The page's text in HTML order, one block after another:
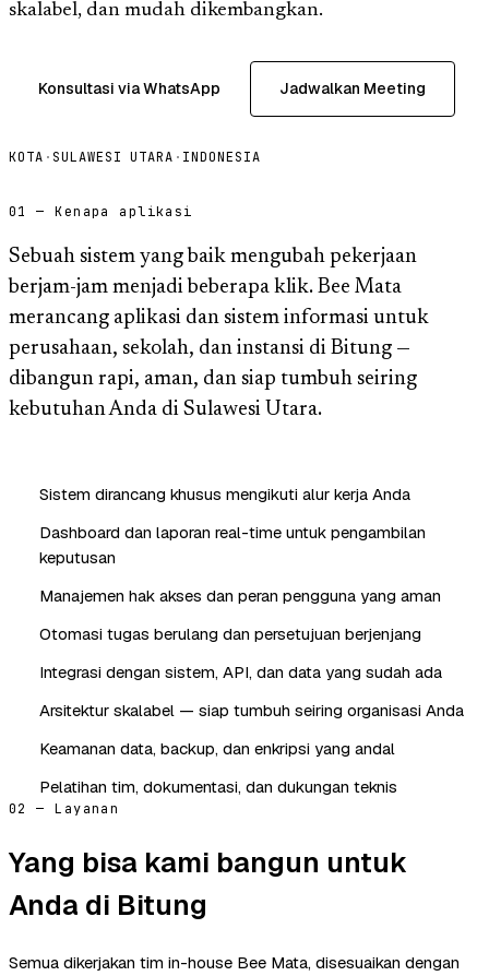
skalabel, dan mudah dikembangkan.
Konsultasi via WhatsApp Jadwalkan Meeting
KOTA · SULAWESI UTARA · INDONESIA
01 — Kenapa aplikasi
Sebuah sistem yang baik mengubah pekerjaan
berjam-jam menjadi beberapa klik. Bee Mata
merancang aplikasi dan sistem informasi untuk
perusahaan, sekolah, dan instansi di Bitung —
dibangun rapi, aman, dan siap tumbuh seiring
kebutuhan Anda di Sulawesi Utara.
Sistem dirancang khusus mengikuti alur kerja Anda
Dashboard dan laporan real-time untuk pengambilan
keputusan
Manajemen hak akses dan peran pengguna yang aman
Otomasi tugas berulang dan persetujuan berjenjang
Integrasi dengan sistem, API, dan data yang sudah ada
Arsitektur skalabel — siap tumbuh seiring organisasi Anda
Keamanan data, backup, dan enkripsi yang andal
Pelatihan tim, dokumentasi, dan dukungan teknis
02 — Layanan
Yang bisa kami bangun untuk
Anda di Bitung
Semua dikerjakan tim in-house Bee Mata, disesuaikan dengan